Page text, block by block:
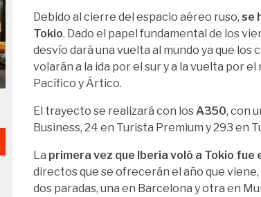
Debido al cierre del espacio aéreo ruso, se
Tokio. Dado el papel fundamental de los
desvío dará una vuelta al mundo ya que
volarán a la ida por el sur y a la vuelta por
Pacífico y Ártico.
El trayecto se realizará con losA350, con
Business, 24 en Turista Premium y 293 en
La primera vez que Iberia voló a Tokio fue
directos que se ofrecerán el año que
dos paradas, una en Barcelona y otra en